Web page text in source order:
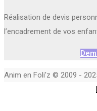
Réalisation de devis
l’encadrement de vos
Anim en Foli'z © 2009 -